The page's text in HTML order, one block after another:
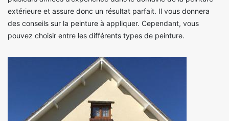
extérieure et assure donc un résultat parfait. Il vous donnera
des conseils sur la peinture à appliquer. Cependant, vous
pouvez choisir entre les différents types de peinture.